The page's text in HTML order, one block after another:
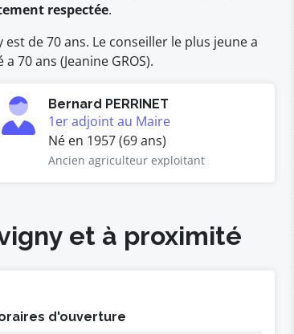
respectée.
de 70 ans. Le conseiller le plus jeune a
70 ans (Jeanine GROS).
Bernard PERRINET
1er adjoint au Maire
Né en 1957 (69 ans)
Ancien agriculteur exploitant
et à proximité
d'ouverture